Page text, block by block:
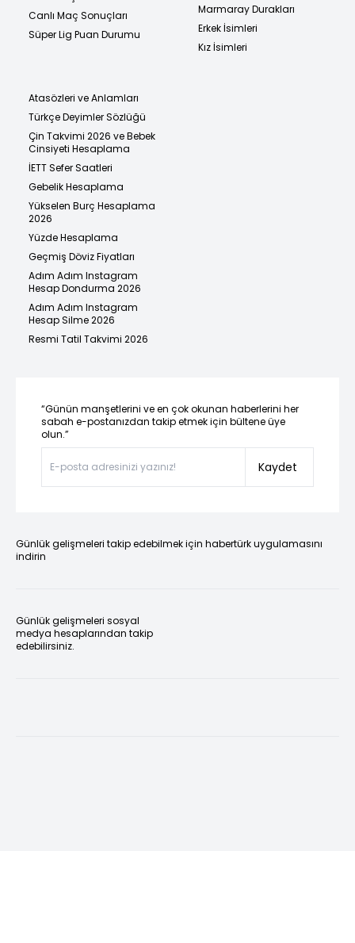
Canlı Maç Sonuçları
Süper Lig Puan Durumu
Marmaray Durakları
Erkek İsimleri
Kız İsimleri
Atasözleri ve Anlamları
Türkçe Deyimler Sözlüğü
Çin Takvimi 2026 ve Bebek
Cinsiyeti Hesaplama
İETT Sefer Saatleri
Gebelik Hesaplama
Yükselen Burç Hesaplama
2026
Yüzde Hesaplama
Geçmiş Döviz Fiyatları
Adım Adım Instagram
Hesap Dondurma 2026
Adım Adım Instagram
Hesap Silme 2026
Resmi Tatil Takvimi 2026
“Günün manşetlerini ve en çok okunan haberlerini her
sabah e-postanızdan takip etmek için bültene üye
olun.”
Kaydet
Günlük gelişmeleri takip edebilmek için habertürk uygulamasını
indirin
Günlük gelişmeleri sosyal
medya hesaplarından takip
edebilirsiniz.